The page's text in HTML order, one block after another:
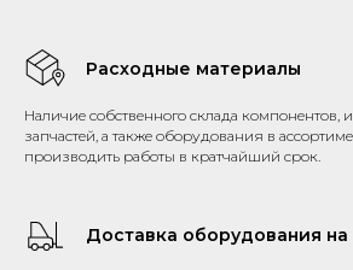
Расходные материалы
Наличие собственного склада компонентов,
запчастей, а также оборудования в
производить работы в кратчайший срок.
Доставка оборудования